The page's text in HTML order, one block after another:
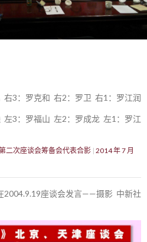
3：罗克和 右2：罗卫 右1：罗江润
3：罗福山 左2：罗成龙 左1：罗江
二次座谈会筹备会代表合影 2014 年 7 月
2004.9.19座谈会发言——摄影 中新社